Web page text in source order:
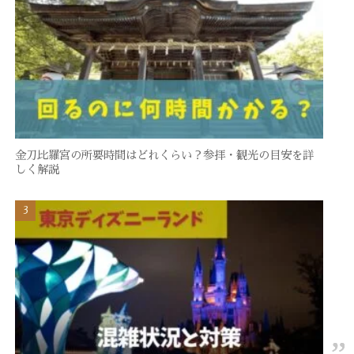
金刀比羅宮の所要時間はどれくらい？参拝・観光の目安を詳
しく解説